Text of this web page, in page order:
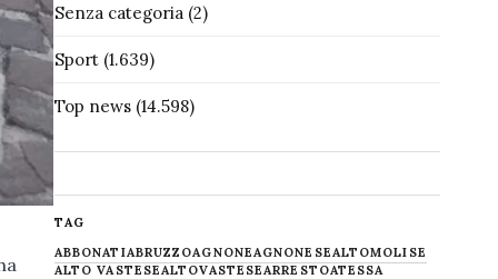
Senza categoria(2)
Sport(1.639)
Top news(14.598)
TAG
ABBONATIABRUZZOAGNONEAGNONESEALTOMOLISE
ALTO VASTESEALTOVASTESEARRESTOATESSA